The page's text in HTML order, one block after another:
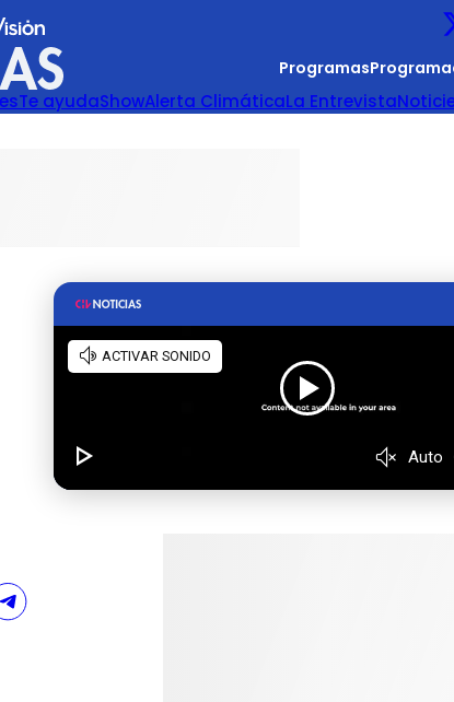
Programas
Te ayudaShowAlerta ClimáticaLa Entrevista